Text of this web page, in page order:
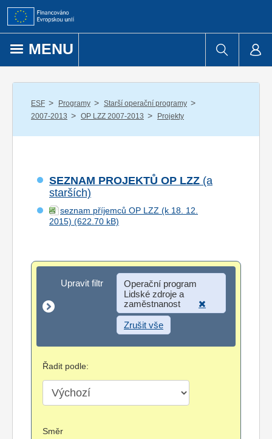
Přejít k obsahu
MENU
ESF / Programy / Starší operační programy /
2007-2013 / OP LZZ 2007-2013 / Projekty
SEZNAM PROJEKTŮ OP LZZ (a
starších)
seznam příjemců OP LZZ (k 18. 12.
2015)
Upravit filtr
Upravit filtr
Operační program
Lidské zdroje a
zaměstnanost
Zrušit vše
Řadit podle:
Směr